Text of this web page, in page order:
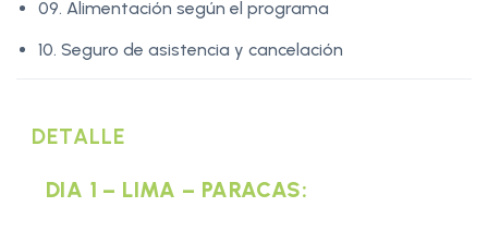
09. Alimentación según el programa
10. Seguro de asistencia y cancelación
DETALLE
DIA 1 – LIMA – PARACAS: